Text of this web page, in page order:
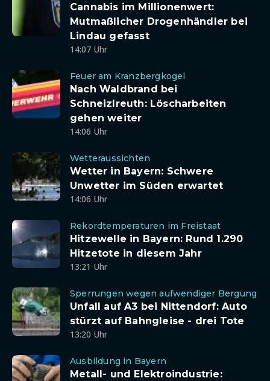
Cannabis im Millionenwert:
Mutmaßlicher Drogenhändler bei
Lindau gefasst
14:07 Uhr
Feuer am Kranzbergkogel
Nach Waldbrand bei
Schneizlreuth: Löscharbeiten
gehen weiter
14:06 Uhr
Wetteraussichten
Wetter in Bayern: Schwere
Unwetter im Süden erwartet
14:06 Uhr
Rekordtemperaturen im Freistaat
Hitzewelle in Bayern: Rund 1.290
Hitzetote in diesem Jahr
13:21 Uhr
Sperrungen wegen aufwendiger Bergung
Unfall auf A3 bei Nittendorf: Auto
stürzt auf Bahngleise - drei Tote
13:20 Uhr
Ausbildung in Bayern
Metall- und Elektroindustrie: